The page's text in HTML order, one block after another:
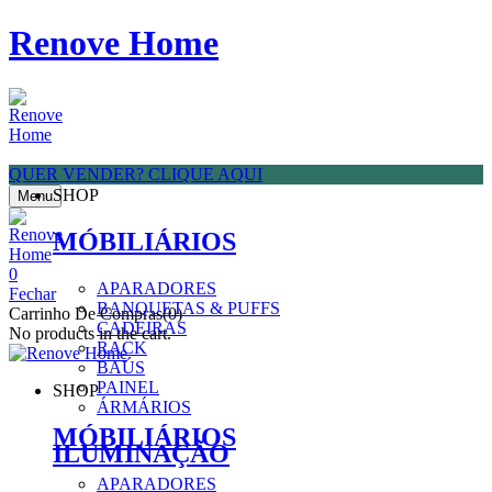
Renove Home
SHOP
MÓBILIÁRIOS
APARADORES
BANQUETAS & PUFFS
CADEIRAS
RACK
BAÚS
PAINEL
ÁRMÁRIOS
ILUMINAÇÃO
QUER VENDER? CLIQUE AQUI
Menu
0
Fechar
Carrinho De Compras(0)
No products in the cart.
SHOP
MÓBILIÁRIOS
APARADORES